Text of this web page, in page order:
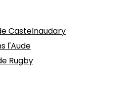
Castelnaudary
l'Aude
Rugby